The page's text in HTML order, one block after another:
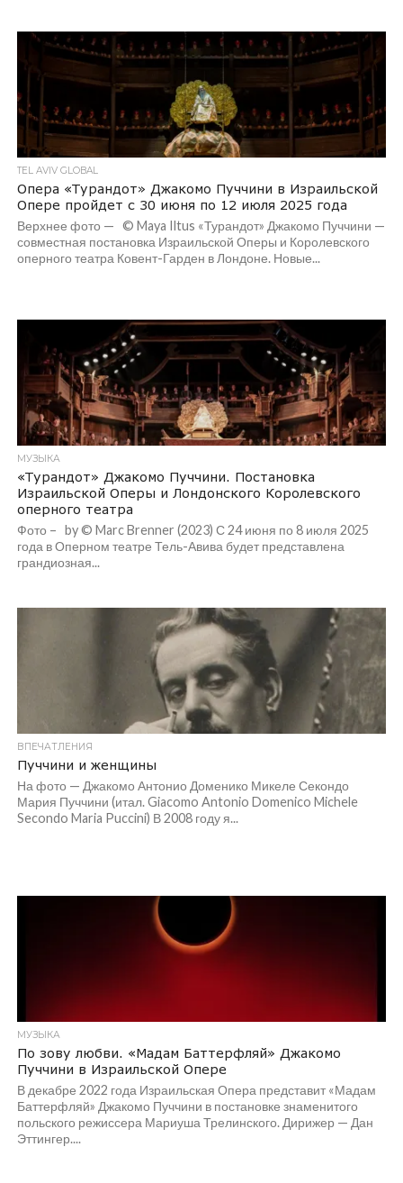
TEL AVIV GLOBAL
Опера «Турандот» Джакомо Пуччини в Израильской
Опере пройдет с 30 июня по 12 июля 2025 года
Верхнее фото — © Maya Iltus «Турандот» Джакомо Пуччини —
совместная постановка Израильской Оперы и Королевского
оперного театра Ковент-Гарден в Лондоне. Новые...
МУЗЫКА
«Турандот» Джакомо Пуччини. Постановка
Израильской Оперы и Лондонского Королевского
оперного театра
Фото – by © Marc Brenner (2023) С 24 июня по 8 июля 2025
года в Оперном театре Тель-Авива будет представлена
грандиозная...
ВПЕЧАТЛЕНИЯ
Пуччини и женщины
На фото — Джакомо Антонио Доменико Микеле Секондо
Мария Пуччини (итал. Giacomo Antonio Domenico Michele
Secondo Maria Puccini) В 2008 году я...
МУЗЫКА
По зову любви. «Мадам Баттерфляй» Джакомо
Пуччини в Израильской Опере
В декабре 2022 года Израильская Опера представит «Мадам
Баттерфляй» Джакомо Пуччини в постановке знаменитого
польского режиссера Мариуша Трелинского. Дирижер — Дан
Эттингер....